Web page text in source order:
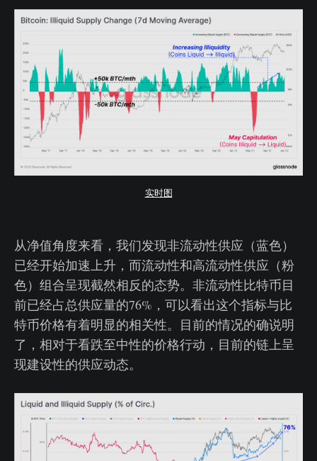
实时图
从净值角度来看，我们发现非流动性供应（蓝色）
已经开始加速上升，而流动性和高流动性供应（粉
色）组合呈现截然相反的态势。非流动性比特币目
前已经占总供应量的76%，可以看出这个指标与比
特币价格有着明显的相关性。目前的情况的确说明
了，相对于看跌至中性的价格行动，目前的链上呈
现建设性的供应动态。